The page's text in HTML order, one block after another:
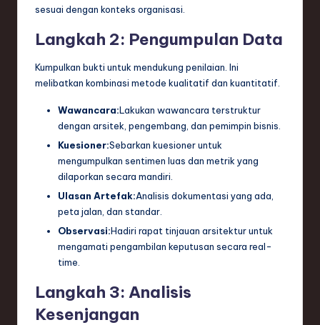
sesuai dengan konteks organisasi.
Langkah 2: Pengumpulan Data
Kumpulkan bukti untuk mendukung penilaian. Ini
melibatkan kombinasi metode kualitatif dan kuantitatif.
Wawancara:Lakukan wawancara terstruktur
dengan arsitek, pengembang, dan pemimpin bisnis.
Kuesioner:Sebarkan kuesioner untuk
mengumpulkan sentimen luas dan metrik yang
dilaporkan secara mandiri.
Ulasan Artefak:Analisis dokumentasi yang ada,
peta jalan, dan standar.
Observasi:Hadiri rapat tinjauan arsitektur untuk
mengamati pengambilan keputusan secara real-
time.
Langkah 3: Analisis
Kesenjangan